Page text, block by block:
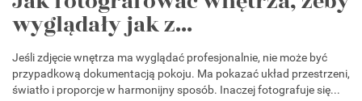
wyglądały jak z...
Jeśli zdjęcie wnętrza ma wyglądać profesjonalnie, nie może być
przypadkową dokumentacją pokoju. Ma pokazać układ przestrzeni,
światło i proporcje w harmonijny sposób. Inaczej fotografuje się...